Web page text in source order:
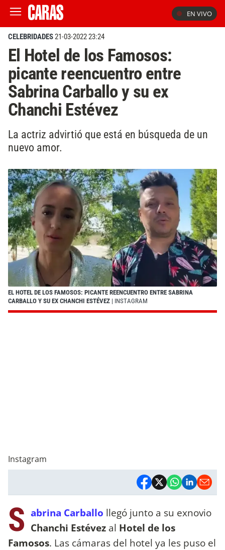
EN VIVO
CELEBRIDADES21-03-2022 23:24
El Hotel de los Famosos:
picante reencuentro entre
Sabrina Carballo y su ex
Chanchi Estévez
La actriz advirtió que está en búsqueda de un
nuevo amor.
EL HOTEL DE LOS FAMOSOS: PICANTE REENCUENTRO ENTRE SABRINA
CARBALLO Y SU EX CHANCHI ESTÉVEZ | INSTAGRAM
Instagram
S abrina Carballo llegó junto a su exnovio
Chanchi Estévez al Hotel de los
Famosos. Las cámaras del hotel ya les puso el